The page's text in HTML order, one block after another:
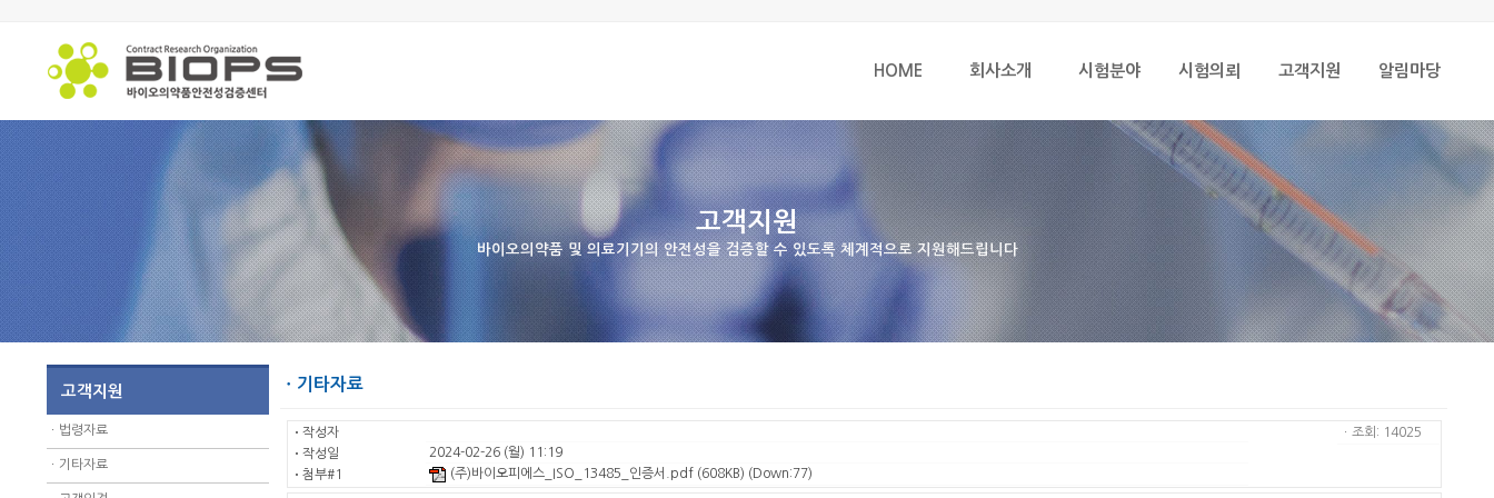
HOME 회사소개 시험분야 시험의뢰 고객지원 알림마당
고객지원
바이오의약품 및 의료기기의 안전성을 검증할 수 있도록 체계적으로 지원해드립니다
고객지원
ㆍ 법령자료
ㆍ 기타자료
ㆍ기타자료
ㆍ 작성자
ㆍ 작성일
2024-02-26 (월) 11:19
ㆍ 첨부#1 (주)바이오피에스_ISO_13485_인증서.pdf(608KB) (Down:77)
ㆍ조회: 14025